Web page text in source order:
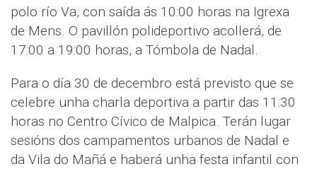
polo río Va, con saída ás 10:00 horas na Igrexa
de Mens. O pavillón polideportivo acollerá, de
17:00 a 19:00 horas, a Tómbola de Nadal.
Para o día 30 de decembro está previsto que se
celebre unha charla deportiva a partir das 11:30
horas no Centro Cívico de Malpica. Terán lugar
sesións dos campamentos urbanos de Nadal e
da Vila do Mañá e haberá unha festa infantil con